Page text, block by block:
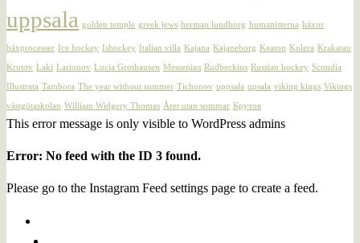
uppsala golden temple greek jews herman lundborg humanisterna häxor
häxprocesser Ice hockey Ishockey Italian villa Kajana Kajaneborg Keaton Kolera Krakatau
Krutov Laki Larionov Lucia Grothausen Messenius Rudbeckius Russian hockey Scondia
Illustrata Tambora The year without summer Tichonov uppsala upsala viking kings Vikings
västgötaskolan William Widgery Thomas Året utan sommar Крутов
This error message is only visible to WordPress admins
Error: No feed with the ID 3 found.
Please go to the Instagram Feed settings page to create a feed.